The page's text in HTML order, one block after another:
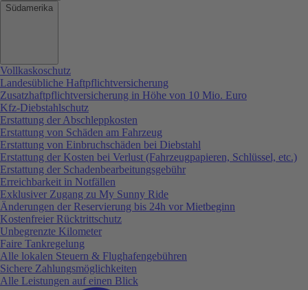
Südamerika
Vollkaskoschutz
Landesübliche Haftpflichtversicherung
Zusatzhaftpflichtversicherung in Höhe von 10 Mio. Euro
Kfz-Diebstahlschutz
Erstattung der Abschleppkosten
Erstattung von Schäden am Fahrzeug
Erstattung von Einbruchschäden bei Diebstahl
Erstattung der Kosten bei Verlust (Fahrzeugpapieren, Schlüssel, etc.)
Erstattung der Schadenbearbeitungsgebühr
Erreichbarkeit in Notfällen
Exklusiver Zugang zu My Sunny Ride
Änderungen der Reservierung bis 24h vor Mietbeginn
Kostenfreier Rücktrittschutz
Unbegrenzte Kilometer
Faire Tankregelung
Alle lokalen Steuern & Flughafengebühren
Sichere Zahlungsmöglichkeiten
Alle Leistungen auf einen Blick